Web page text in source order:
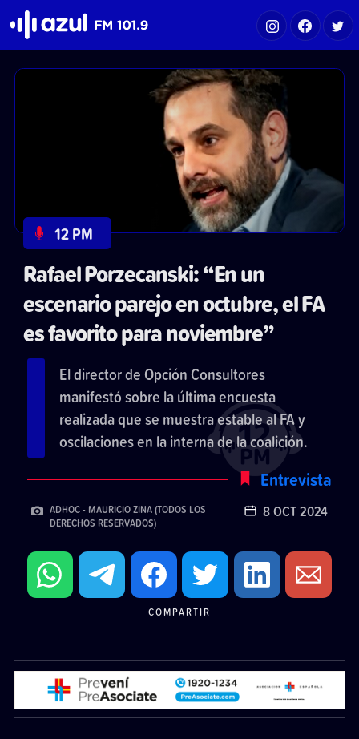
12 PM
Rafael Porzecanski: “En un
escenario parejo en octubre, el FA
es favorito para noviembre”
El director de Opción Consultores
manifestó sobre la última encuesta
realizada que se muestra estable al FA y
oscilaciones en la interna de la coalición.
Entrevista
ADHOC - MAURICIO ZINA (TODOS LOS
DERECHOS RESERVADOS)
8 OCT 2024
COMPARTIR